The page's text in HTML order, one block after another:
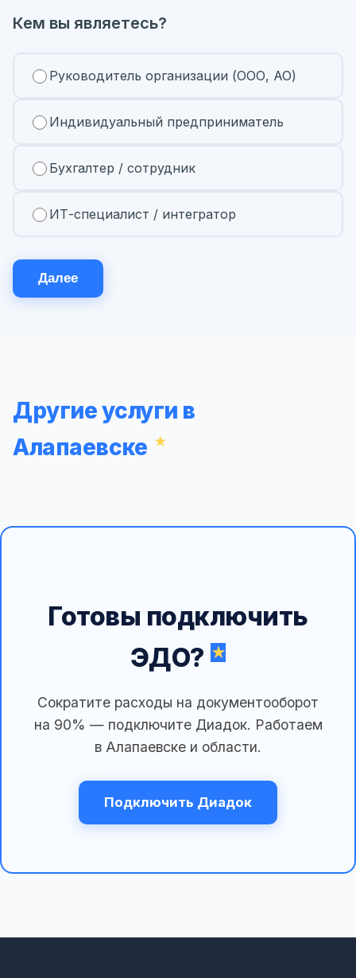
Кем вы являетесь?
Руководитель организации (ООО, АО)
Индивидуальный предприниматель
Бухгалтер / сотрудник
ИТ-специалист / интегратор
Далее
Другие услуги в
Алапаевске
Готовы подключить
ЭДО?
Сократите расходы на документооборот
на 90% — подключите Диадок. Работаем
в Алапаевске и области.
Подключить Диадок